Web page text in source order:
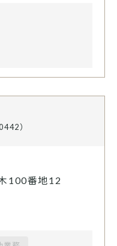
）
100番地12